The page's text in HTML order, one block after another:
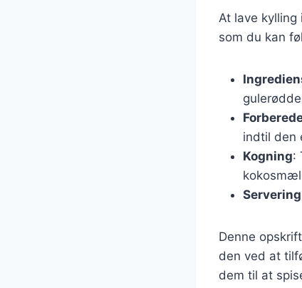
At lave
som du kan
indtil den
Kogning:
Servering
Denne
den ved at
dem til at